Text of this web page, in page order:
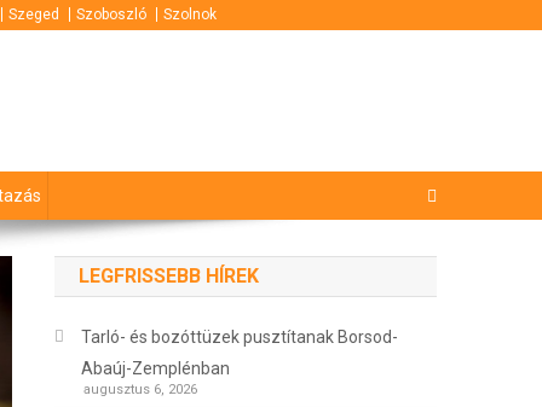
Szeged Szoboszló Szolnok
LEGFRISSEBB HÍREK
Tarló- és bozóttüzek pusztítanak Borsod-
Abaúj-Zemplénban
augusztus 6, 2026